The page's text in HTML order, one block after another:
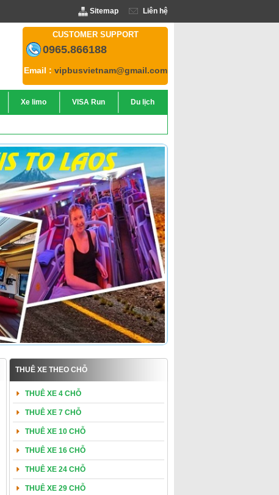
Sitemap Liên hệ
CUSTOMER SUPPORT
0965.866188
Email : vipbusvietnam@gmail.com
Xe limo VISA Run Du lịch
THUÊ XE THEO CHỖ
THUÊ XE 4 CHỖ
THUÊ XE 7 CHỖ
THUÊ XE 10 CHỖ
THUÊ XE 16 CHỖ
THUÊ XE 24 CHỖ
THUÊ XE 29 CHỖ